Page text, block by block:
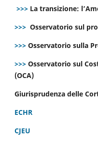
>>> La transizione:
>>> Osservatorio sul
>>> Osservatorio sulla
>>> Osservatorio sul
(OCA)
Giurisprudenza delle
ECHR
CJEU